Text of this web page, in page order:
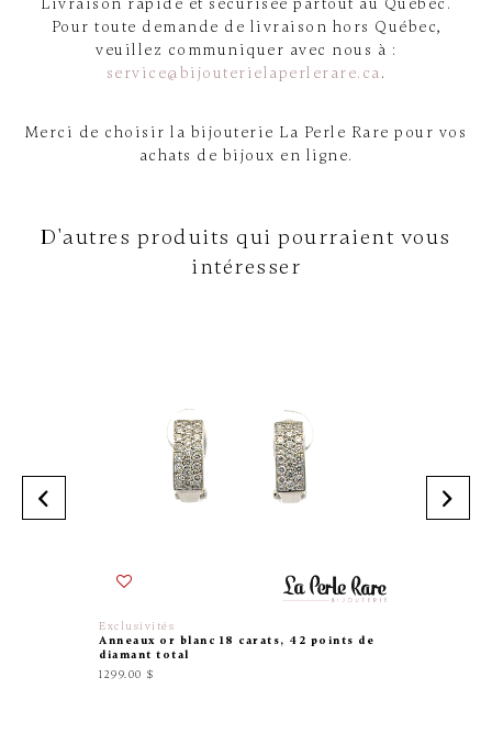
Pour toute demande de livraison hors Québec,
veuillez communiquer avec nous à :
service@bijouterielaperlerare.ca.
Merci de choisir la bijouterie La Perle Rare pour vos
achats de bijoux en ligne.
D'autres produits qui pourraient vous
intéresser
Exclusivités
Anneaux or blanc 18 carats, 42 points de
diamant total
1299.00 $